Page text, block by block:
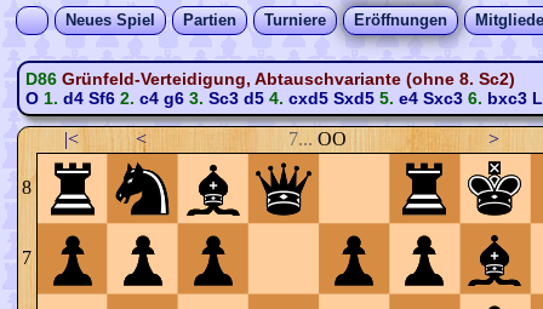
Neues Spiel Partien Turniere Eröffnungen
D86 Grünfeld-Verteidigung, Abtauschvariante (ohne 8. Sc2)
O1. d4 Sf62. c4 g63. Sc3 d54. cxd5 Sxd55. e4 Sxc36. bxc3
|< < 7... OO >
8
7